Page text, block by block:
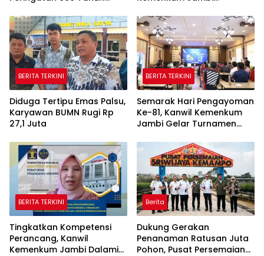
Secara Transparan
BERITA TERKINI
Diduga Tertipu Emas Palsu,
Karyawan BUMN Rugi Rp
27,1 Juta
BERITA TERKINI
Semarak Hari Pengayoman
Ke-81, Kanwil Kemenkum
Jambi Gelar Turnamen
BERITA TERKINI
Tingkatkan Kompetensi
Perancang, Kanwil
Kemenkum Jambi Dalami
Berita
Dukung Gerakan
Penanaman Ratusan Juta
Pohon, Pusat Persemaian